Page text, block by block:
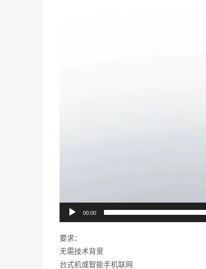
00:00
要求：
无需技术背景
台式机或智能手机联网